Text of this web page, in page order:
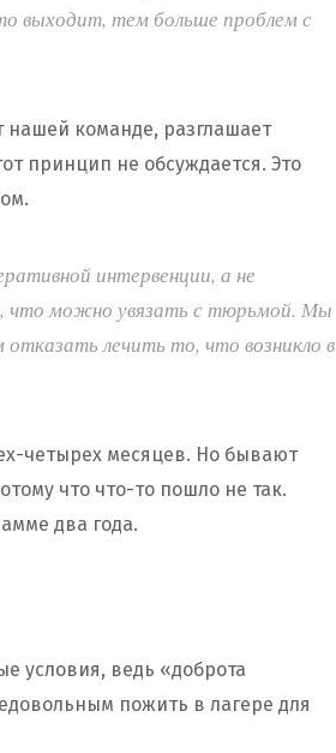
выходит, тем больше проблем с
нашей команде, разглашает
принцип не обсуждается. Это
интервенции, а не
что можно увязать с тюрьмой. Мы
лечить то, что возникло в
четырех месяцев. Но бывают
что что-то пошло не так.
два года.
условия, ведь «доброта
пожить в лагере для